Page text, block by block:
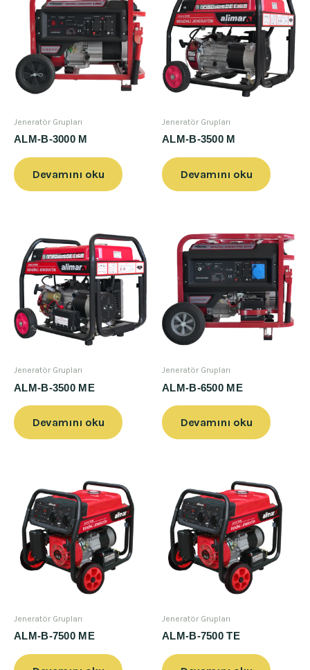
Jeneratör Grupları
ALM-B-3000 M
Devamını oku
Jeneratör Grupları
ALM-B-3500 M
Devamını oku
Jeneratör Grupları
ALM-B-3500 ME
Devamını oku
Jeneratör Grupları
ALM-B-6500 ME
Devamını oku
Jeneratör Grupları
ALM-B-7500 ME
Jeneratör Grupları
ALM-B-7500 TE